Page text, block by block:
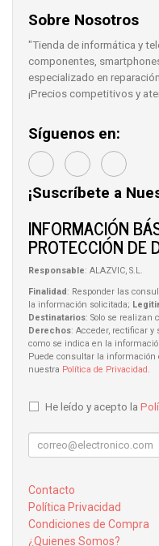
Sobre Nosotros
"Tienda de informática y
componentes,
especializado en
¡Precios competitivos y
Síguenos en:
¡Suscríbete a
INFORMACIÓN
PROTECCIÓN DE
Responsable: ALAZVIC, S.L.
Finalidad : Responder las
la información solicitada;
Destinatarios: Solo se realizan
Derechos: Acceder, rectificar y
como se indica en la
Puede consultar la información
nuestra Política de Privacidad .
He leído y acepto la
Contacto
Política Privacidad
Condiciones de Compra
¿Quienes Somos?